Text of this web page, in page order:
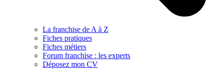
La franchise de A à Z
Fiches pratiques
Fiches métiers
Forum franchise : les experts
Déposez mon CV